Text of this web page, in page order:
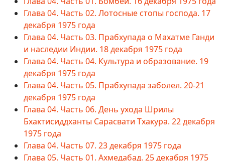
Глава 04. Часть 02. Лотосные стопы господа. 17
декабря 1975 года
Глава 04. Часть 03. Прабхупада о Махатме Ганди
и наследии Индии. 18 декабря 1975 года
Глава 04. Часть 04. Культура и образование. 19
декабря 1975 года
Глава 04. Часть 05. Прабхупада заболел. 20-21
декабря 1975 года
Глава 04. Часть 06. День ухода Шрилы
Бхактисиддханты Сарасвати Тхакура. 22 декабря
1975 года
Глава 04. Часть 07. 23 декабря 1975 года
Глава 05. Часть 01. Ахмедабад. 25 декабря 1975